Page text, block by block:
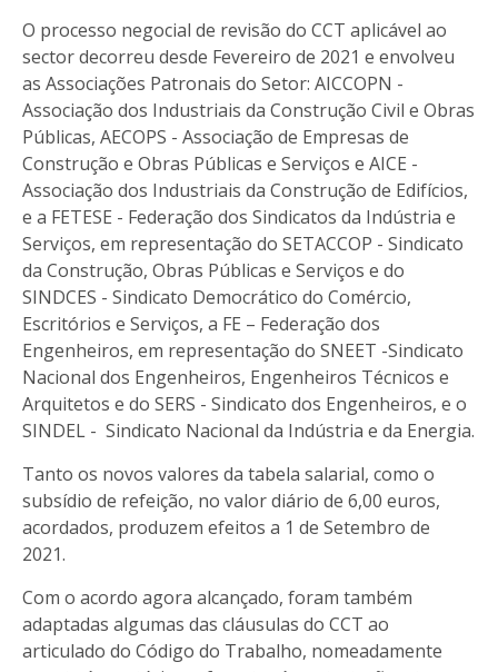
O processo negocial de revisão do CCT aplicável ao
sector decorreu desde Fevereiro de 2021 e envolveu
as Associações Patronais do Setor: AICCOPN -
Associação dos Industriais da Construção Civil e Obras
Públicas, AECOPS - Associação de Empresas de
Construção e Obras Públicas e Serviços e AICE -
Associação dos Industriais da Construção de Edifícios,
e a FETESE - Federação dos Sindicatos da Indústria e
Serviços, em representação do SETACCOP - Sindicato
da Construção, Obras Públicas e Serviços e do
SINDCES - Sindicato Democrático do Comércio,
Escritórios e Serviços, a FE – Federação dos
Engenheiros, em representação do SNEET -Sindicato
Nacional dos Engenheiros, Engenheiros Técnicos e
Arquitetos e do SERS - Sindicato dos Engenheiros, e o
SINDEL - Sindicato Nacional da Indústria e da Energia.
Tanto os novos valores da tabela salarial, como o
subsídio de refeição, no valor diário de 6,00 euros,
acordados, produzem efeitos a 1 de Setembro de
2021.
Com o acordo agora alcançado, foram também
adaptadas algumas das cláusulas do CCT ao
articulado do Código do Trabalho, nomeadamente